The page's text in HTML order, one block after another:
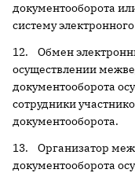
документооборота
систему
12. Обмен
осуществлении
документооборота
сотрудники
документооборота.
13. Организатор
документооборота